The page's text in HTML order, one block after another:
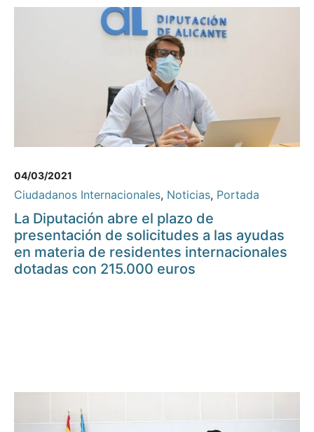
04/03/2021
Ciudadanos Internacionales, Noticias, Portada
La Diputación abre el plazo de
presentación de solicitudes a las ayudas
en materia de residentes internacionales
dotadas con 215.000 euros